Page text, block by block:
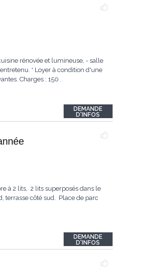
rénovée et lumineuse, - salle
* Loyer à condition d'une
Charges : 150...
DEMANDE
D'INFOS
à 2 lits, 2 lits superposés dans le
terrasse côté sud. Place de parc
DEMANDE
D'INFOS